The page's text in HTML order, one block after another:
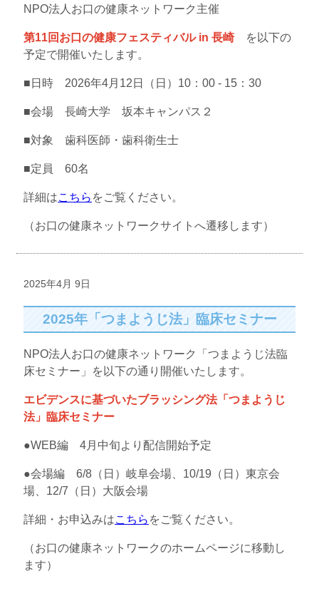
NPO法人お口の健康ネットワーク主催
第11回お口の健康フェスティバル in 長崎を以下の
予定で開催いたします。
■日時 2026年4月12日（日）10：00 - 15：30
■会場 長崎大学 坂本キャンパス２
■対象 歯科医師・歯科衛生士
■定員 60名
詳細はこちら をご覧ください。
（お口の健康ネットワークサイトへ遷移します）
2025年4月 9日
2025年「つまようじ法」臨床セミナー
NPO法人お口の健康ネットワーク「つまようじ法臨
床セミナー」を以下の通り開催いたします。
エビデンスに基づいたブラッシング法「つまようじ
法」臨床セミナー
●WEB編 4月中旬より配信開始予定
●会場編 6/8（日）岐阜会場、10/19（日）東京会
場、12/7（日）大阪会場
詳細・お申込みはこちら をご覧ください。
（お口の健康ネットワークのホームページに移動し
ます）